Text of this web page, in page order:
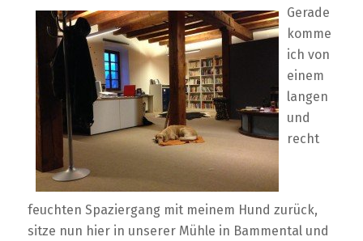
Gerade
komme
ich von
einem
langen
und
recht
feuchten Spaziergang mit meinem Hund zurück,
sitze nun hier in unserer Mühle in Bammental und